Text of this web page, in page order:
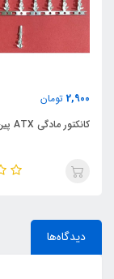
2,900 تومان
کانکتور مادگی ATX پین
دیدگاه‌ها